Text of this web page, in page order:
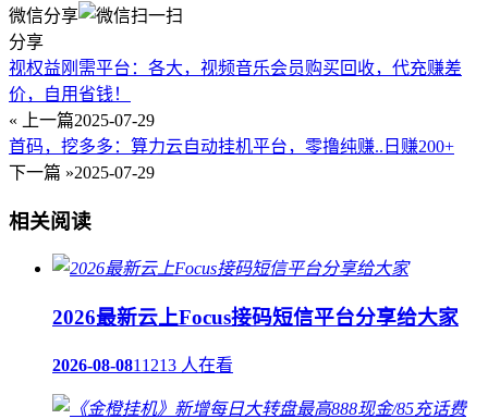
微信分享
分享
视权益刚需平台：各大，视频音乐会员购买回收，代充赚差
价，自用省钱！
« 上一篇2025-07-29
首码，挖多多：算力云自动挂机平台，零撸纯赚..日赚200+
下一篇 »2025-07-29
相关阅读
2026最新云上Focus接码短信平台分享给大家
2026-08-0811213 人在看